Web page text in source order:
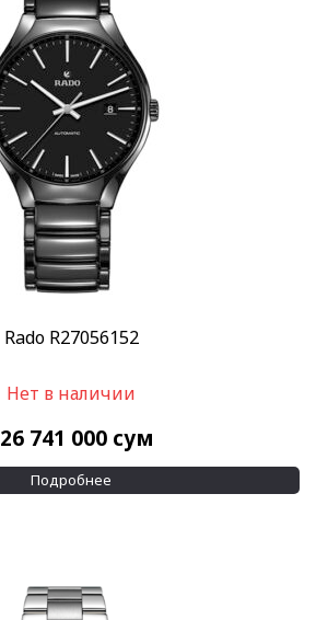
Rado R27056152
Нет в наличии
26 741 000 сум
Подробнее